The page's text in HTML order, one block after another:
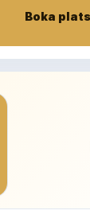
Boka plats